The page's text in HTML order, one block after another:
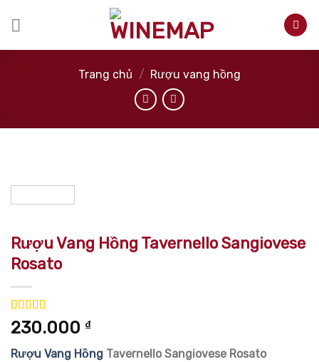
Trang chủ / Rượu vang hồng
Rượu Vang Hồng Tavernello Sangiovese
Rosato
5.00trên 5
dựa trên
1
230.000 ₫
Rượu Vang Hồng Tavernello Sangiovese Rosato